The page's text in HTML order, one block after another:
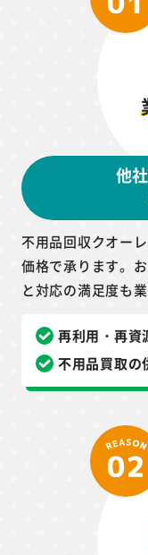
他
不用品回収クオー
価格で承ります。
と対応の満足度も
再利用・再資
不用品買取の